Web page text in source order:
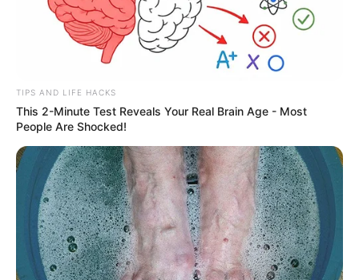
ShareFacebookWhatsAppTelegramMessenger
X
TIPS AND LIFE HACKS
This 2-Minute Test Reveals Your Real Brain Age - Most
People Are Shocked!